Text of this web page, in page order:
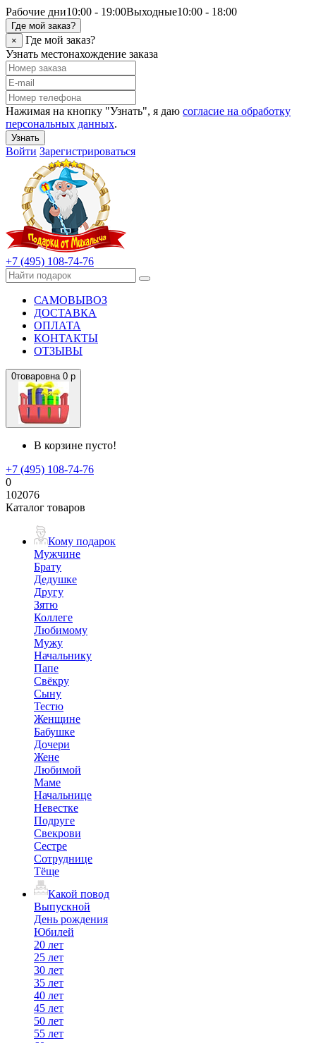
Рабочие дни10:00 - 19:00Выходные10:00 - 18:00
Где мой заказ?
×
Где мой заказ?
Узнать местонахождение заказа
Нажимая на кнопку "Узнать", я даю согласие на обработку
персональных данных.
Узнать
Войти Зарегистрироваться
+7 (495) 108-74-76
САМОВЫВОЗ
ДОСТАВКА
ОПЛАТА
КОНТАКТЫ
ОТЗЫВЫ
0товаровна 0 р
В корзине пусто!
+7 (495) 108-74-76
0
102076
Каталог товаров
Кому подарок
Мужчине
Брату
Дедушке
Другу
Зятю
Коллеге
Любимому
Мужу
Начальнику
Папе
Свёкру
Сыну
Тестю
Женщине
Бабушке
Дочери
Жене
Любимой
Маме
Начальнице
Невестке
Подруге
Свекрови
Сестре
Сотруднице
Тёще
Какой повод
Выпускной
День рождения
Юбилей
20 лет
25 лет
30 лет
35 лет
40 лет
45 лет
50 лет
55 лет